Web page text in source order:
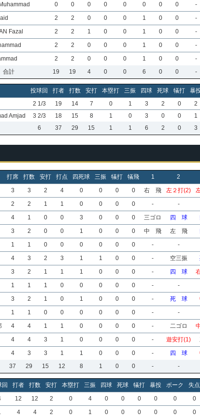
0 0 0 0 0 0 0 0 -
2 2 0 0 0 1 0 0 -
Fazal 2 2 1 0 0 1 0 0 -
2 2 0 0 0 1 0 0 -
2 2 0 0 0 1 0 0 -
合計
19 19 4 0 0 6 0 0 -
投球回 打者 打数 安打 本塁打 三振 四球 死球 犠打 暴
2 1/3 19 14 7 0 1 3 2 0 2
Amjad
3 2/3 18 15 8 1 0 3 0 0 1
6 37 29 15 1 1 6 2 0 3
打席 打数 安打 打点 四死球 三振 犠打 犠飛 1 2
3 3 2 4 0 0 0 0 右 飛 左２打(2)
2 2 1 1 0 0 0 0 - -
4 1 0 0 3 0 0 0 三ゴロ 四 球
3 2 0 0 1 0 0 0 中 飛 左 飛
1 1 0 0 0 0 0 0 - -
4 3 2 3 1 1 0 0 - 空三振
3 2 1 1 1 0 0 0 - 四 球
1 1 1 0 0 0 0 0 - -
3 2 1 0 1 0 0 0 - 死 球
1 1 0 0 0 0 0 0 - -
4 4 1 1 0 0 0 0 - 二ゴロ
4 4 3 1 0 0 0 0 - 遊安打(1)
4 3 3 1 1 0 0 0 - 四 球
37 29 15 12 8 1 0 0 - -
回 打者 打数 安打 本塁打 三振 四球 死球 犠打 暴投 ボーク 失点
12 12 2 0 4 0 0 0 0 0 0
4 4 2 0 1 0 0 0 0 0 0